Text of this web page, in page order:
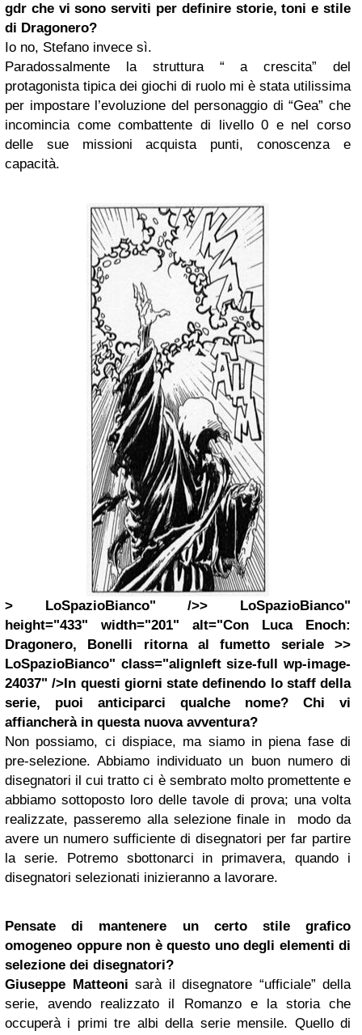
gdr che vi sono serviti per definire storie, toni e stile
di Dragonero?
Io no, Stefano invece sì.
Paradossalmente la struttura “ a crescita” del
protagonista tipica dei giochi di ruolo mi è stata utilissima
per impostare l’evoluzione del personaggio di “Gea” che
incomincia come combattente di livello 0 e nel corso
delle sue missioni acquista punti, conoscenza e
capacità.
> LoSpazioBianco" />> LoSpazioBianco"
height="433" width="201" alt="Con Luca Enoch:
Dragonero, Bonelli ritorna al fumetto seriale >>
LoSpazioBianco" class="alignleft size-full wp-image-
24037" />In questi giorni state definendo lo staff della
serie, puoi anticiparci qualche nome? Chi vi
affiancherà in questa nuova avventura?
Non possiamo, ci dispiace, ma siamo in piena fase di
pre-selezione. Abbiamo individuato un buon numero di
disegnatori il cui tratto ci è sembrato molto promettente e
abbiamo sottoposto loro delle tavole di prova; una volta
realizzate, passeremo alla selezione finale in modo da
avere un numero sufficiente di disegnatori per far partire
la serie. Potremo sbottonarci in primavera, quando i
disegnatori selezionati inizieranno a lavorare.
Pensate di mantenere un certo stile grafico
omogeneo oppure non è questo uno degli elementi di
selezione dei disegnatori?
Giuseppe Matteoni sarà il disegnatore “ufficiale” della
serie, avendo realizzato il Romanzo e la storia che
occuperà i primi tre albi della serie mensile. Quello di